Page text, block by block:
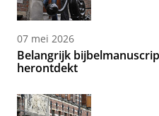
07 mei 2026
Belangrijk
herontdekt